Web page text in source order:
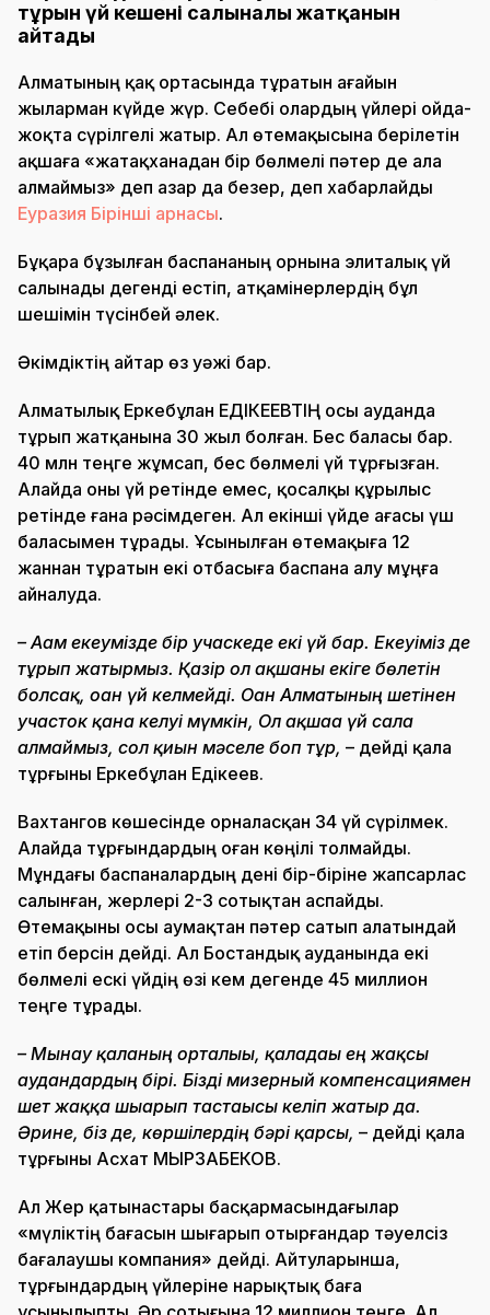
тұрғын үй кешені салынғалы жатқанын
айтады
Алматының қақ ортасында тұратын ағайын
жыларман күйде жүр. Себебі олардың үйлері ойда-
жоқта сүрілгелі жатыр. Ал өтемақысына берілетін
ақшаға «жатақханадан бір бөлмелі пәтер де ала
алмаймыз» деп азар да безер, деп хабарлайды
Еуразия Бірінші арнасы.
Бұқара бұзылған баспананың орнына элиталық үй
салынады дегенді естіп, атқамінерлердің бұл
шешімін түсінбей әлек.
Әкімдіктің айтар өз уәжі бар.
Алматылық Еркебұлан ЕДІКЕЕВТІҢ осы ауданда
тұрып жатқанына 30 жыл болған. Бес баласы бар.
40 млн теңге жұмсап, бес бөлмелі үй тұрғызған.
Алайда оны үй ретінде емес, қосалқы құрылыс
ретінде ғана рәсімдеген. Ал екінші үйде ағасы үш
баласымен тұрады. Ұсынылған өтемақыға 12
жаннан тұратын екі отбасыға баспана алу мұңға
айналуда.
– Ағам екеумізде бір учаскеде екі үй бар. Екеуіміз де
тұрып жатырмыз. Қазір ол ақшаны екіге бөлетін
болсақ, оған үй келмейді. Оған Алматының шетінен
участок қана келуі мүмкін, Ол ақшаға үй сала
алмаймыз, сол қиын мәселе боп тұр, – дейді қала
тұрғыны Еркебұлан Едікеев.
Вахтангов көшесінде орналасқан 34 үй сүрілмек.
Алайда тұрғындардың оған көңілі толмайды.
Мұндағы баспаналардың дені бір-біріне жапсарлас
салынған, жерлері 2-3 сотықтан аспайды.
Өтемақыны осы аумақтан пәтер сатып алатындай
етіп берсін дейді. Ал Бостандық ауданында екі
бөлмелі ескі үйдің өзі кем дегенде 45 миллион
теңге тұрады.
– Мынау қаланың орталығы, қаладағы ең жақсы
аудандардың бірі. Бізді мизерный компенсациямен
шет жаққа шығарып тастағысы келіп жатыр да.
Әрине, біз де, көршілердің бәрі қарсы, – дейді қала
тұрғыны Асхат МЫРЗАБЕКОВ.
Ал Жер қатынастары басқармасындағылар
«мүліктің бағасын шығарып отырғандар тәуелсіз
бағалаушы компания» дейді. Айтуларынша,
тұрғындардың үйлеріне нарықтық баға